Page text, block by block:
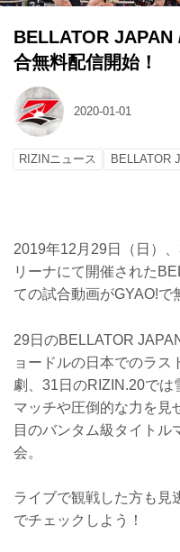
BELLATOR JAPAN
合無料配信開始！
2020-01-01
RIZINニュース BELLATOR
2019年12月29日（日）
リーナにて開催された
ての試合動画がGYAO!で
29日のBELLATOR
ョードルの日本でのラ
劇、31日のRIZIN.20で
マッチや圧倒的な力を見
目のバンタム級タイトル
会。
ライブで観戦した方も見
でチェックしよう！